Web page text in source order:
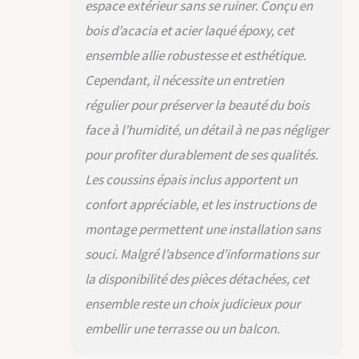
coussins d'assise
jardin. Ces coussins
ultra-confortables
reposer tout en
bénéficiant de
housses amovibles
et lavables pour un
entretien facile. Les
sangles élastiques
sous les assises
ajoutent un niveau de
confort
parfait pour vos
moments de détente
sur votre fauteuil de
jardin exterieur. UN
DESIGN QUI ATTIRE LE
espace extérieur sans se ruiner. Conçu en
bois d’acacia et acier laqué époxy, cet
ensemble allie robustesse et esthétique.
Cependant, il nécessite un entretien
régulier pour préserver la beauté du bois
face à l’humidité, un détail à ne pas négliger
pour profiter durablement de ses qualités.
Les coussins épais inclus apportent un
confort appréciable, et les instructions de
montage permettent une installation sans
souci. Malgré l’absence d’informations sur
la disponibilité des pièces détachées, cet
ensemble reste un choix judicieux pour
embellir une terrasse ou un balcon.